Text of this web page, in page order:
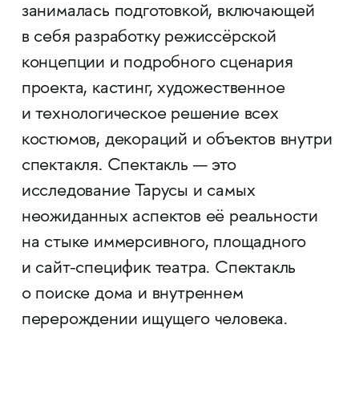
занималась подготовкой, включающей
в себя разработку режиссёрской
концепции и подробного сценария
проекта, кастинг, художественное
и технологическое решение всех
костюмов, декораций и объектов внутри
спектакля. Спектакль — это
исследование Тарусы и самых
неожиданных аспектов её реальности
на стыке иммерсивного, площадного
и сайт-специфик театра. Спектакль
о поиске дома и внутреннем
перерождении ищущего человека.